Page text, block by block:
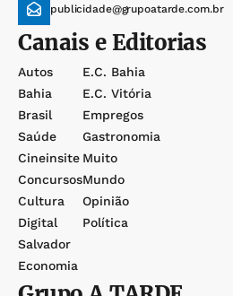
publicidade@grupoatarde.com.br
Canais e Editorias
Autos
Bahia
Brasil
Saúde
Cineinsite
Concursos
Cultura
Digital
Salvador
Economia
E.c. Bahia
E.c. Vitória
Empregos
Gastronomia
Muito
Mundo
Opinião
Política